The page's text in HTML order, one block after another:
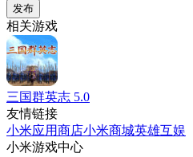
发布
相关游戏
三国群英志 5.0
友情链接
小米应用商店小米商城英雄互娱
小米游戏中心